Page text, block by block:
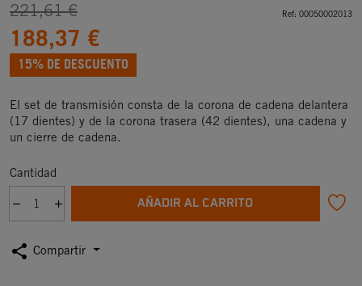
221,61 €
188,37 €
15% DE DESCUENTO
Ref: 00050002013
El set de transmisión consta de la corona de cadena delantera
(17 dientes) y de la corona trasera (42 dientes), una cadena y
un cierre de cadena.
Cantidad
AÑADIR AL CARRITO
share Compartir